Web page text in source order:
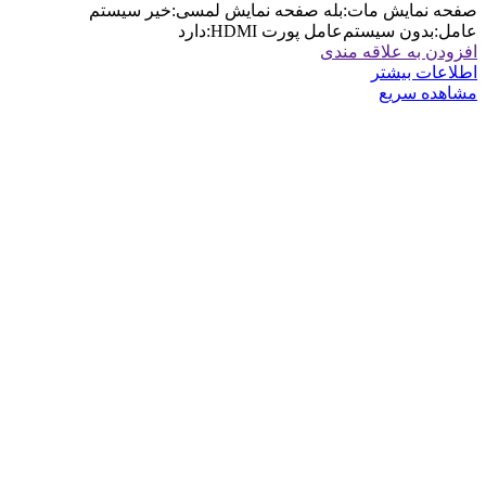
صفحه نمایش مات:بله صفحه نمایش لمسی:خیر سیستم
عامل:بدون سیستم‌عامل پورت HDMI:دارد
افزودن به علاقه مندی
اطلاعات بیشتر
مشاهده سریع